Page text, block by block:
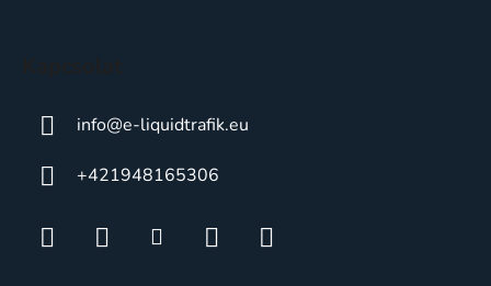
info@e-liquidtrafik.eu
+421948165306